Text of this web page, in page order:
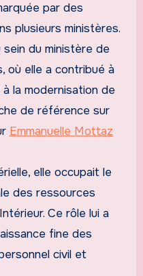
par des
plusieurs ministères.
du ministère de
où elle a contribué à
la modernisation de
de référence sur
Emmanuelle Mottaz
elle occupait le
des ressources
Ce rôle lui a
fine des
civil et